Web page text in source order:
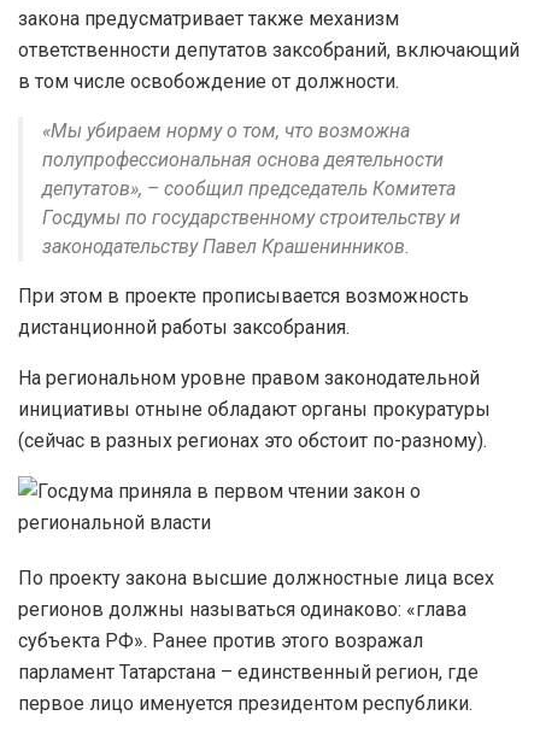
закона предусматривает также механизм
ответственности депутатов заксобраний, включающий
в том числе освобождение от должности.
«Мы убираем норму о том, что возможна
полупрофессиональная основа деятельности
депутатов», – сообщил председатель Комитета
Госдумы по государственному строительству и
законодательству Павел Крашенинников.
При этом в проекте прописывается возможность
дистанционной работы заксобрания.
На региональном уровне правом законодательной
инициативы отныне обладают органы прокуратуры
(сейчас в разных регионах это обстоит по-разному).
По проекту закона высшие должностные лица всех
регионов должны называться одинаково: «глава
субъекта РФ». Ранее против этого возражал
парламент Татарстана – единственный регион, где
первое лицо именуется президентом республики.